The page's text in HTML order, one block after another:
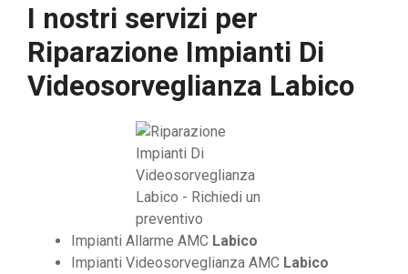
I nostri servizi per
Riparazione Impianti Di
Videosorveglianza Labico
Impianti Allarme AMC Labico
Impianti Videosorveglianza AMC Labico